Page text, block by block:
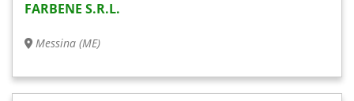
FARBENE S.R.L.
Messina (ME)